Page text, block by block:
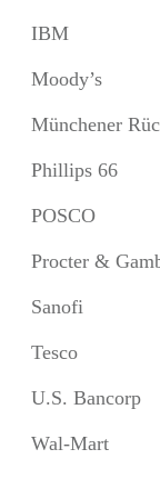
IBM
Moody’s
Münchener
Phillips 66
POSCO
Procter &
Sanofi
Tesco
U.S. Bancorp
Wal-Mart